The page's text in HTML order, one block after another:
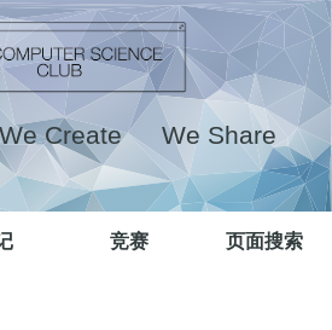
Create We Share
竞赛 页面搜索